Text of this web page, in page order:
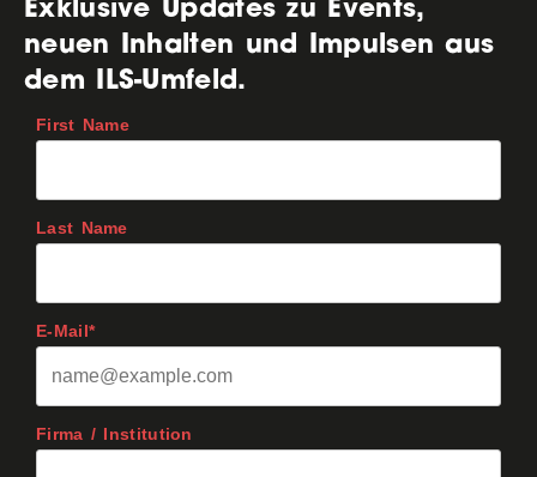
neuen Inhalten und Impulsen aus
dem ILS-Umfeld.
First Name
Last Name
E-Mail*
Firma / Institution